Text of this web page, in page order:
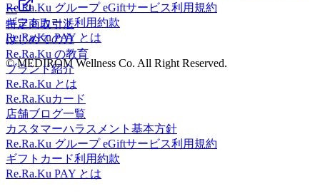
Re.Ra.Ku グループ eGiftサービス利用規約
ギフトカード利用約款
Re.Ra.Ku PAY とは
© MEDIROM Wellness Co. All Right Reserved.
ー
特定商取引法
はじめての方
Re.Ra.Ku の教育
ブランド紹介
Re.Ra.Ku とは
Re.Ra.Kuカード
店舗ブログ一覧
カスタマーハラスメント基本方針
Re.Ra.Ku グループ eGiftサービス利用規約
ギフトカード利用約款
Re.Ra.Ku PAY とは